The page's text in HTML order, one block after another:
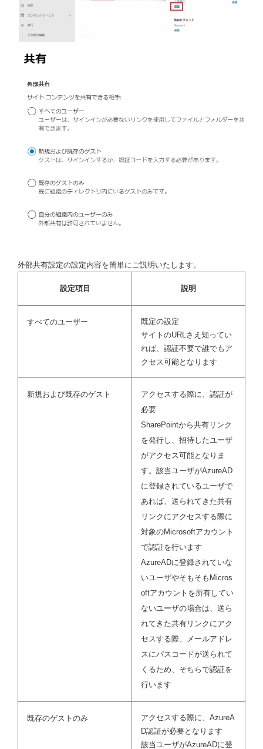
外部共有設定の設定内容を簡単にご説明いたします。
設定項目 説明
すべてのユーザー
既定の設定
サイトのURLさえ知ってい
れば、認証不要で誰でもア
クセス可能となります
新規および既存のゲスト
アクセスする際に、認証が
必要
SharePointから共有リンク
を発行し、招待したユーザ
がアクセス可能となりま
す。該当ユーザがAzureAD
に登録されているユーザで
あれば、送られてきた共有
リンクにアクセスする際に
対象のMicrosoftアカウント
で認証を行います
AzureADに登録されていな
いユーザやそもそもMicros
oftアカウントを所有してい
ないユーザの場合は、送ら
れてきた共有リンクにアク
セスする際、メールアドレ
スにパスコードが送られて
くるため、そちらで認証を
行います
既存のゲストのみ
アクセスする際に、AzureA
D認証が必要となります
該当ユーザがAzureADに登